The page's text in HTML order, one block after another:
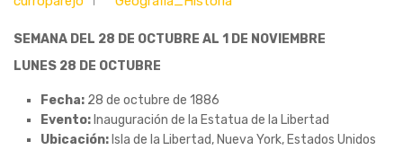
SEMANA DEL 28 DE OCTUBRE AL 1 DE NOVIEMBRE
LUNES 28 DE OCTUBRE
Fecha: 28 de octubre de 1886
Evento: Inauguración de la Estatua de la Libertad
Ubicación: Isla de la Libertad, Nueva York, Estados Unidos